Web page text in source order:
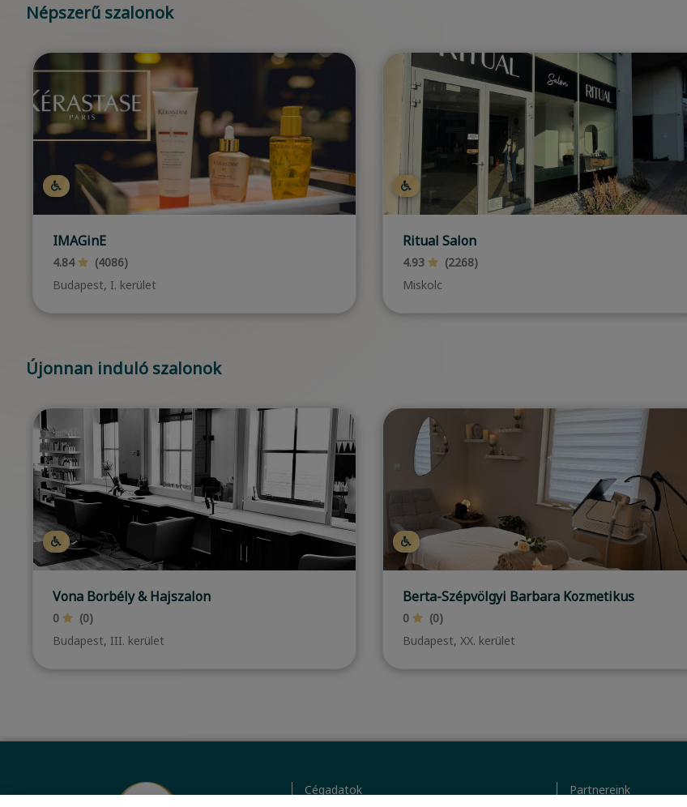
Népszerű szalonok
Martini Hair & Barber
4.97
(1479)
Győr
Hajas Studio (Erzsébet tér)
4.77
(5097)
Budapest, V. kerület
Újonnan induló szalonok
Glownails
0
(0)
Budapest, XIII. kerület
Me-Lena Beauty
0
(0)
Nagykovácsi
Cégadatok
Partnereink